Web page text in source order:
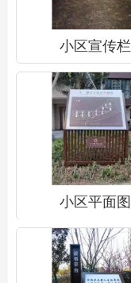
小区宣传栏
小区平面图